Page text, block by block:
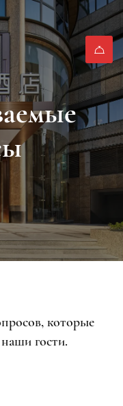
которые
гости.